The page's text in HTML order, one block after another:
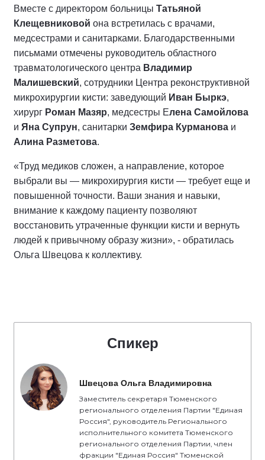
Вместе с директором больницы Татьяной
Клещевниковой она встретилась с врачами,
медсестрами и санитарками. Благодарственными
письмами отмечены руководитель областного
травматологического центра Владимир
Малишевский, сотрудники Центра реконструктивной
микрохирургии кисти: заведующий Иван Быркэ,
хирург Роман Мазяр, медсестры Елена Самойлова
и Яна Супрун, санитарки Земфира Курманова и
Алина Разметова.
«Труд медиков сложен, а направление, которое
выбрали вы — микрохирургия кисти — требует еще и
повышенной точности. Ваши знания и навыки,
внимание к каждому пациенту позволяют
восстановить утраченные функции кисти и вернуть
людей к привычному образу жизни», - обратилась
Ольга Швецова к коллективу.
Спикер
Швецова Ольга Владимировна
Заместитель секретаря Тюменского
регионального отделения Партии "Единая
Россия", руководитель Регионального
исполнительного комитета Тюменского
регионального отделения Партии, член
фракции "Единая Россия" Тюменской